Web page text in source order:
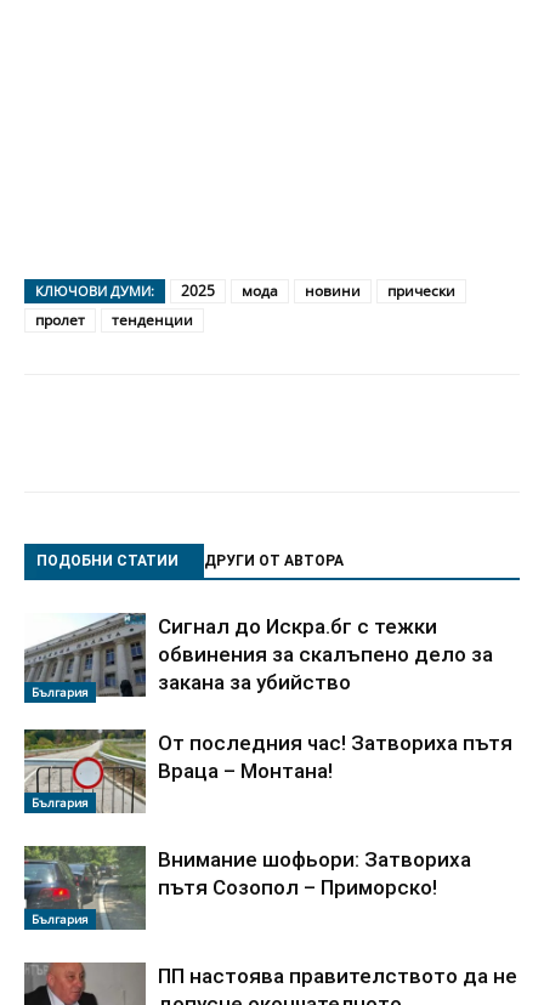
КЛЮЧОВИ ДУМИ: 2025 мода новини
прически
пролет
тенденции
ПОДОБНИ СТАТИИ ДРУГИ ОТ АВТОРА
България
Сигнал до Искра.бг с тежки
обвинения за скалъпено дело за
закана за убийство
България
От последния час! Затвориха пътя
Враца – Монтана!
България
Внимание шофьори: Затвориха
пътя Созопол – Приморско!
ПП настоява правителството да не